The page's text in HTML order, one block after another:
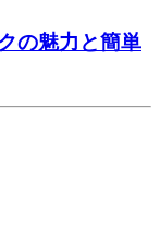
の魅力と簡単